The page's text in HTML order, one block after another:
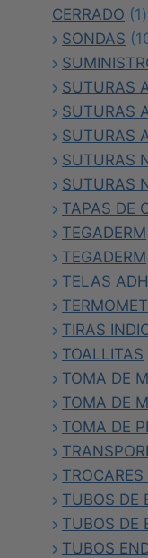
CERRADO
11
SONDAS
SUTURAS
SUTURAS
SUTURAS
SUTURAS
SUTURAS
TAPAS DE
TEGADERM
TEGADERM
TELAS
TIRAS
TOALLITAS
TOMA DE
TOMA DE
TOMA DE
TUBOS DE
TUBOS DE
TUBOS